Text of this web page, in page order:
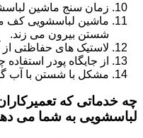
زمان سنج ماشین
ماشین لباسشویی کف
شستن بیرون می زند.
لاستیک های حفاظتی
از جایگاه پودر
مشکل با شستن با آب
چه خدماتی که
لباسشویی به شما می